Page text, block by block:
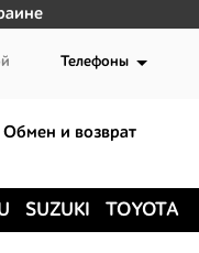
Телефоны
Обмен и возврат
SUZUKI TOYOTA